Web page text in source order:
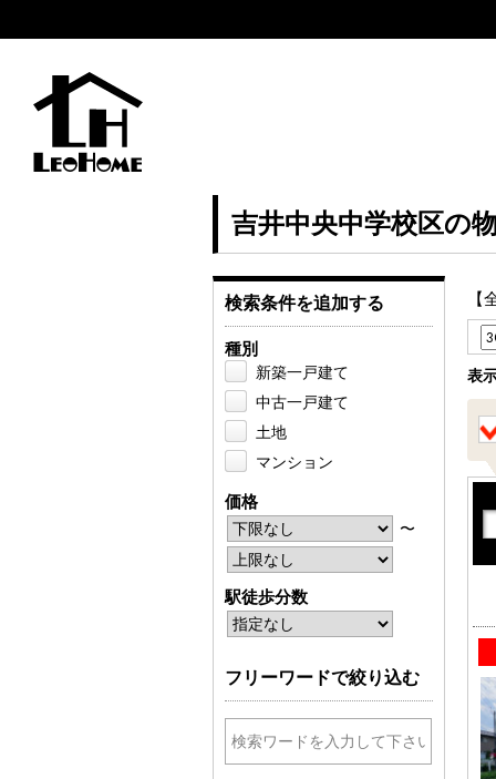
吉井中央中学校区の
【
表
検索条件を追加する
種別
新築一戸建て
中古一戸建て
土地
マンション
価格
〜
駅徒歩分数
フリーワードで絞り込む